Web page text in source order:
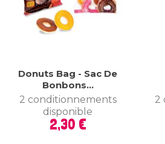
Donuts Bag - Sac De
Bonbons...
2 conditionnements
disponible
Prix
2,30 €
2